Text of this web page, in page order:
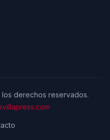
derechos reservados.